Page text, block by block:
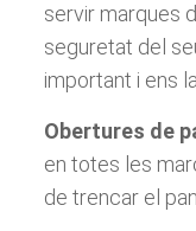
servir marques
seguretat del
important i ens
Obertures de
en totes les
de trencar el